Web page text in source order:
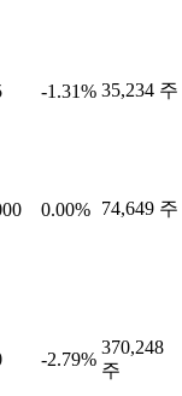
-1.31% 35,234 주
0.00% 74,649 주
-2.79%
370,248
주